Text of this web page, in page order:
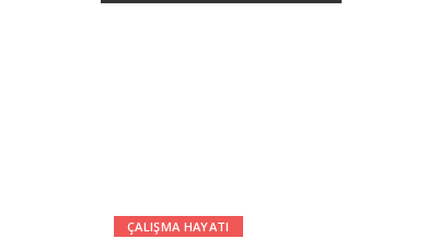
ÇALIŞMA HAYATI